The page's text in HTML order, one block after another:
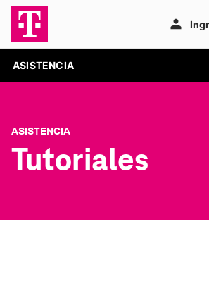
ASISTENCIA
ASISTENCIA
Tutoriales